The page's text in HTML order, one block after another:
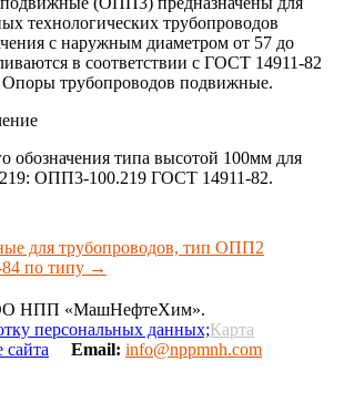
технологических трубопроводов
с наружным диаметром от 57 до
в соответствии с ГОСТ 14911-82
трубопроводов подвижные.
обозначения типа высотой 100мм для
ОПП3-100.219 ГОСТ 14911-82.
для трубопроводов, тип ОПП2
по типу →
НПП «МашНефтеХим».
персональных данных;Карта
Email: info@nppmnh.com